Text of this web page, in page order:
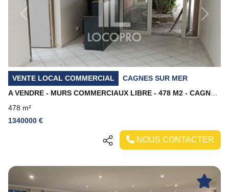
Previous Next
VENTE LOCAL COMMERCIAL
CAGNES SUR MER
478 m²
1340000 €
NOUS CONTACTER